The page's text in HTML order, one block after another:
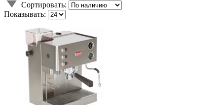
Сортировать:
Показывать: